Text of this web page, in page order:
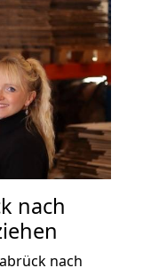
nach
nach